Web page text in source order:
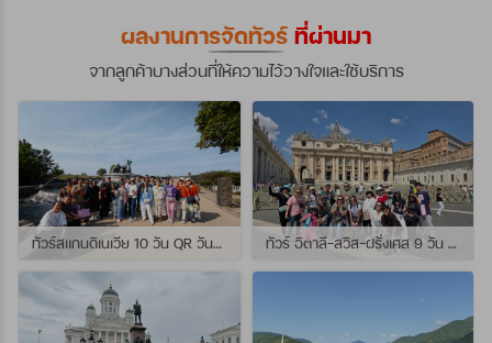
ผลงานการจัดทัวร์ ที่ผ่านมา
จากลูกค้าบางส่วนที่ให้ความไว้วางใจและใช้บริการ
ทัวร์สแกนดิเนเวีย 10 วัน QR วันที่ 23 กรกฏาคม - 01 สิงหาคม 2569 เดินทางกับไกด์พี่จุ้ย และ พี่กั้ง ทัวร์ อิตาลี-สวิส-ฝรั่งเศส 9 วัน QR วันที่ 24 กรกฏาคม - 01 สิงหาคม 2569 เดินทางกับไกด์พี่เช